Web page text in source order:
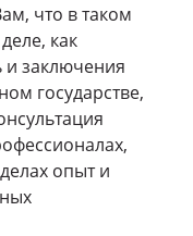
что в таком
как
и заключения
государстве,
опыт и